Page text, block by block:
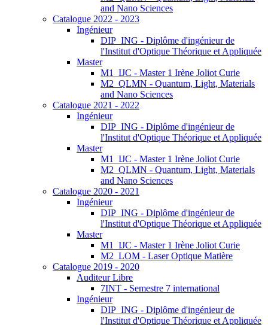
and Nano Sciences
Catalogue 2022 - 2023
Ingénieur
DIP_ING - Diplôme d'ingénieur de
l'Institut d'Optique Théorique et Appliquée
Master
M1_IJC - Master 1 Irène Joliot Curie
M2_QLMN - Quantum, Light, Materials
and Nano Sciences
Catalogue 2021 - 2022
Ingénieur
DIP_ING - Diplôme d'ingénieur de
l'Institut d'Optique Théorique et Appliquée
Master
M1_IJC - Master 1 Irène Joliot Curie
M2_QLMN - Quantum, Light, Materials
and Nano Sciences
Catalogue 2020 - 2021
Ingénieur
DIP_ING - Diplôme d'ingénieur de
l'Institut d'Optique Théorique et Appliquée
Master
M1_IJC - Master 1 Irène Joliot Curie
M2_LOM - Laser Optique Matière
Catalogue 2019 - 2020
Auditeur Libre
7INT - Semestre 7 international
Ingénieur
DIP_ING - Diplôme d'ingénieur de
l'Institut d'Optique Théorique et Appliquée